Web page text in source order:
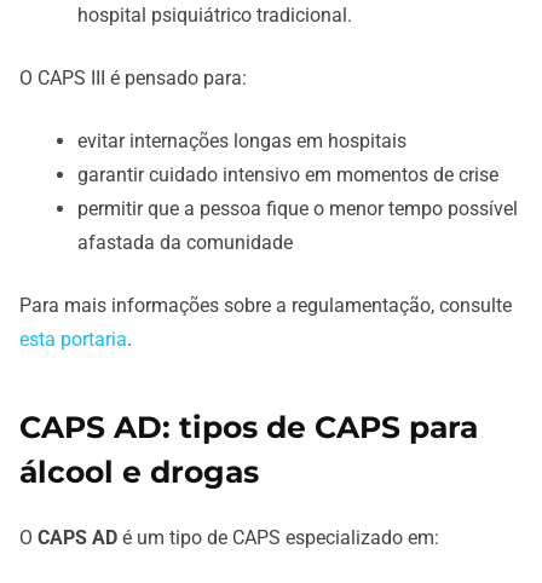
hospital psiquiátrico tradicional.
O CAPS III é pensado para:
evitar internações longas em hospitais
garantir cuidado intensivo em momentos de crise
permitir que a pessoa fique o menor tempo possível
afastada da comunidade
Para mais informações sobre a regulamentação, consulte
esta portaria.
CAPS AD: tipos de CAPS para
álcool e drogas
O CAPS AD é um tipo de CAPS especializado em: